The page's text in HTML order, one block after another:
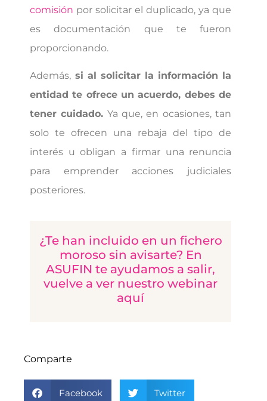
comisión por solicitar el duplicado, ya que
es documentación que te fueron
proporcionando.
Además, si al solicitar la información la
entidad te ofrece un acuerdo, debes de
tener cuidado. Ya que, en ocasiones, tan
solo te ofrecen una rebaja del tipo de
interés u obligan a firmar una renuncia
para emprender acciones judiciales
posteriores.
¿Te han incluido en un fichero
moroso sin avisarte? En
ASUFIN te ayudamos a salir,
vuelve a ver nuestro webinar
aquí
Comparte
Facebook Twitter